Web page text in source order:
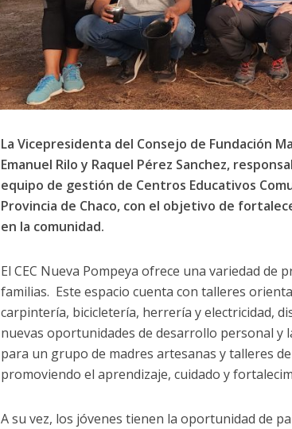
La Vicepresidenta del Consejo de Fundación
Emanuel Rilo y Raquel Pérez Sanchez,
equipo de gestión de Centros Educativos
Provincia de Chaco, con el objetivo de
en la comunidad.
El CEC Nueva Pompeya ofrece una variedad
familias. Este espacio cuenta con talleres
carpintería, bicicletería, herrería y electricidad,
nuevas oportunidades de desarrollo personal y
para un grupo de madres artesanas y talleres
promoviendo el aprendizaje, cuidado y
A su vez, los jóvenes tienen la oportunidad de